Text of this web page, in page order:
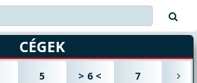
CÉGEK
5 > 6 < 7